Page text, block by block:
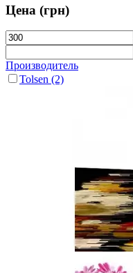
Цена (грн)
Производитель
Tolsen (2)